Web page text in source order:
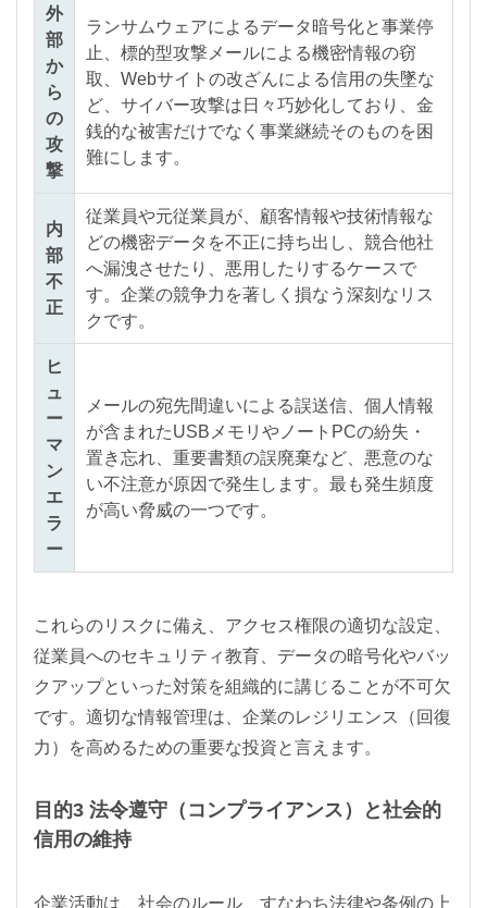
外
部
か
ら
の
攻
撃
ランサムウェアによるデータ暗号化と事業停
止、標的型攻撃メールによる機密情報の窃
取、Webサイトの改ざんによる信用の失墜な
ど、サイバー攻撃は日々巧妙化しており、金
銭的な被害だけでなく事業継続そのものを困
難にします。
内
部
不
正
従業員や元従業員が、顧客情報や技術情報な
どの機密データを不正に持ち出し、競合他社
へ漏洩させたり、悪用したりするケースで
す。企業の競争力を著しく損なう深刻なリス
クです。
ヒ
ュ
ー
マ
ン
エ
ラ
ー
メールの宛先間違いによる誤送信、個人情報
が含まれたUSBメモリやノートPCの紛失・
置き忘れ、重要書類の誤廃棄など、悪意のな
い不注意が原因で発生します。最も発生頻度
が高い脅威の一つです。
これらのリスクに備え、アクセス権限の適切な設定、
従業員へのセキュリティ教育、データの暗号化やバッ
クアップといった対策を組織的に講じることが不可欠
です。適切な情報管理は、企業のレジリエンス（回復
力）を高めるための重要な投資と言えます。
目的3 法令遵守（コンプライアンス）と社会的
信用の維持
企業活動は、社会のルール、すなわち法律や条例の上